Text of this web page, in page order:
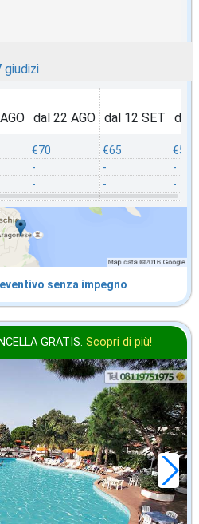
giudizi
dal 22 AGO
€70
-
-
dal 12 SET
€65
-
-
dal
€50
-
-
senza impegno
GRATIS. Scopri di più!